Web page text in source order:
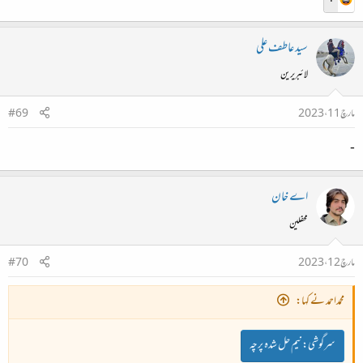
سید عاطف علی
لائبریرین
مارچ 11، 2023
#69
-
اے خان
محفلین
مارچ 12، 2023
#70
محمداحمد نے کہا:
سرگوشی:نیم حل شدہ پرچہ